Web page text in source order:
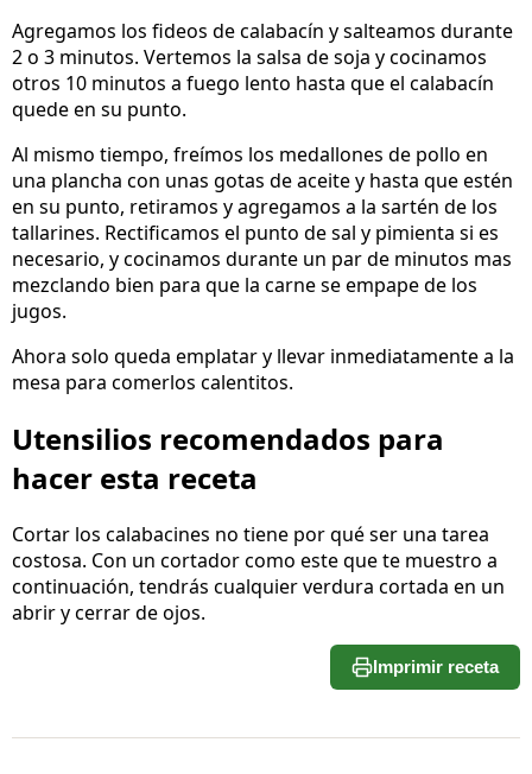
Agregamos los fideos de calabacín y salteamos durante
2 o 3 minutos. Vertemos la salsa de soja y cocinamos
otros 10 minutos a fuego lento hasta que el calabacín
quede en su punto.
Al mismo tiempo, freímos los medallones de pollo en
una plancha con unas gotas de aceite y hasta que estén
en su punto, retiramos y agregamos a la sartén de los
tallarines. Rectificamos el punto de sal y pimienta si es
necesario, y cocinamos durante un par de minutos mas
mezclando bien para que la carne se empape de los
jugos.
Ahora solo queda emplatar y llevar inmediatamente a la
mesa para comerlos calentitos.
Utensilios recomendados para
hacer esta receta
Cortar los calabacines no tiene por qué ser una tarea
costosa. Con un cortador como este que te muestro a
continuación, tendrás cualquier verdura cortada en un
abrir y cerrar de ojos.
Imprimir receta